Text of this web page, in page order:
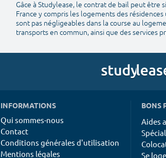
Gâce à Studylease, le contrat de bail peut
France y compris les logements des
sont pas négligeables dans la course au
transports en commun, ainsi que des services
INFORMATIONS
Qui sommes-nous
Contact
Conditions générales d'utilisation
Mentions légales
BONS
Aides
Se